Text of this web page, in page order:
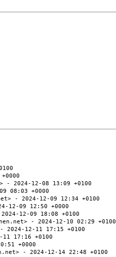
- 2024-12-08 13:09 +0100
08:03 +0000
- 2024-12-09 12:34 +0100
12-09 12:50 +0000
12-09 18:08 +0100
- 2024-12-10 02:29 +0100
2024-12-11 17:15 +0100
17:16 +0100
+0000
- 2024-12-14 22:48 +0100